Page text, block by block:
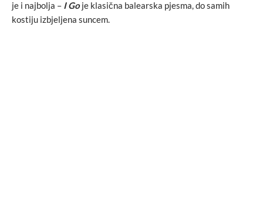
je i najbolja – I Go je klasična balearska pjesma, do samih
kostiju izbjeljena suncem.